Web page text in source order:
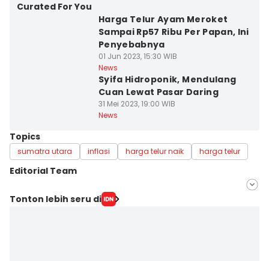
Curated For You
Harga Telur Ayam Meroket
Sampai Rp57 Ribu Per Papan, Ini
Penyebabnya
01 Jun 2023, 15:30 WIB
News
Syifa Hidroponik, Mendulang
Cuan Lewat Pasar Daring
31 Mei 2023, 19:00 WIB
News
Topics
sumatra utara inflasi harga telur naik harga telur
Editorial Team
Editor
Tonton lebih seru di